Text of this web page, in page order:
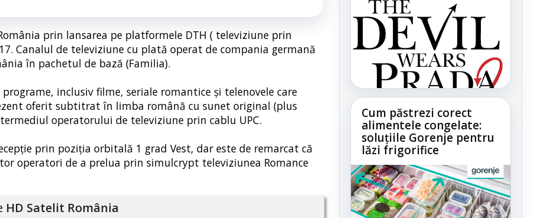
prin lansarea pe platformele DTH ( televiziune prin
Canalul de televiziune cu plată operat de compania germană
în pachetul de bază (Familia).
inclusiv filme, seriale romantice și telenovele care
oferit subtitrat în limba română cu sunet original (plus
operatorului de televiziune prin cablu UPC.
prin poziția orbitală 1 grad Vest, dar este de remarcat că
operatori de a prelua prin simulcrypt televiziunea Romance
HD Satelit România
Cum păstrezi corect
alimentele congelate:
soluțiile Gorenje pentru
lăzi frigorifice